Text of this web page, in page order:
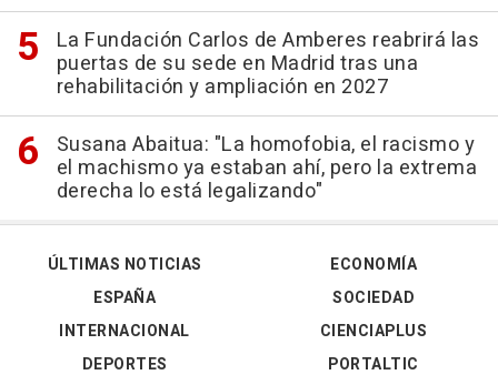
La Fundación Carlos de Amberes reabrirá las
puertas de su sede en Madrid tras una
rehabilitación y ampliación en 2027
Susana Abaitua: "La homofobia, el racismo y
el machismo ya estaban ahí, pero la extrema
derecha lo está legalizando"
ÚLTIMAS NOTICIAS
ESPAÑA
INTERNACIONAL
DEPORTES
ECONOMÍA
SOCIEDAD
CIENCIAPLUS
PORTALTIC